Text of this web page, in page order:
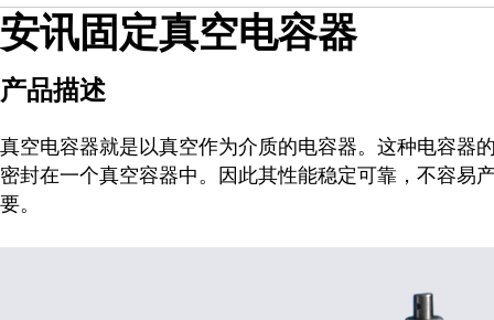
安讯固定真空电容器
产品描述
真空电容器就是以真空作为介质的电容器。这种电容器
密封在一个真空容器中。因此其性能稳定可靠，不容易
要。